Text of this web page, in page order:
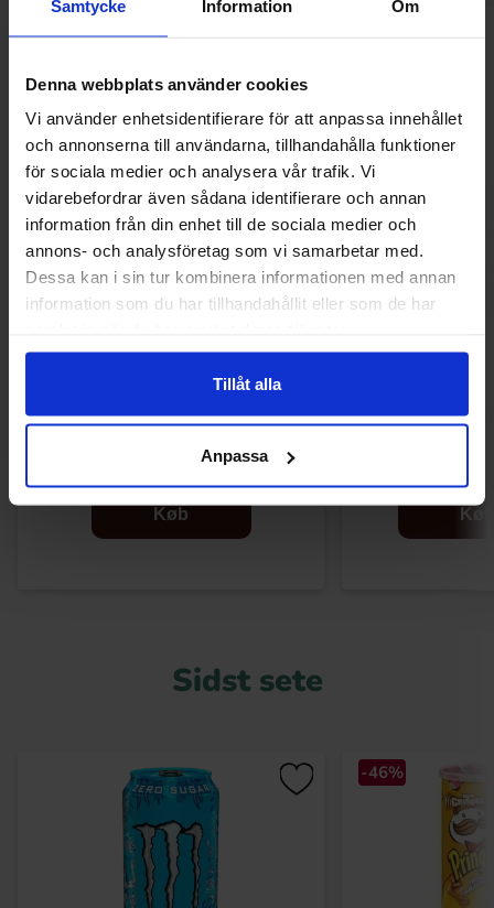
Samtycke Information Om
Denna webbplats använder cookies
Vi använder enhetsidentifierare för att anpassa innehållet
och annonserna till användarna, tillhandahålla funktioner
för sociala medier och analysera vår trafik. Vi
vidarebefordrar även sådana identifierare och annan
information från din enhet till de sociala medier och
annons- och analysföretag som vi samarbetar med.
Dessa kan i sin tur kombinera informationen med annan
information som du har tillhandahållit eller som de har
Tillåt alla
Anpassa
Barkleys Salmiak Liquorice Pellets 20g
24.90 kr
Køb
M&Ms Honey
Køb
Sidst sete
-46%